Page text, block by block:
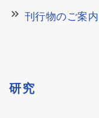
keyboard_double_arrow_right 刊行物のご案内
研究